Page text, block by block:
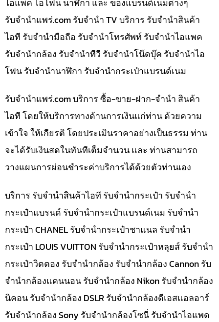
รับจํานําแพร่.com รับจำนำ TV บริการ รับจำนำสินค้า
ไอที รับจำนำมือถือ รับจำนำโทรศัพท์ รับจำนำไอแพค
รับจำนำกล้อง รับจำนำทีวี รับจำนำโน๊ดบุ๊ค รับจำนำไอ
โฟน รับจำนำนาฬิกา รับจำนำกระเป๋าแบรนด์เนม
รับจํานําแพร่.com บริการ ซื้อ-ขาย-ฝาก-จำนำ สินค้า
ไอที โดยให้บริการทางด้านการเงินแก่ท่าน ด้วยความ
เข้าใจ ให้เกียรติ โดยประเมินราคาอย่างเป็นธรรม ท่าน
จะได้รับเงินสดในทันทีเต็มจำนวน และ ท่านสามารถ
วางแผนการผ่อนชำระค่าบริการได้ด้วยตัวท่านเอง
บริการ รับจำนำสินค้าไอที รับจำนำกระเป๋า รับจำนำ
กระเป๋าแบรนด์ รับจำนำกระเป๋าแบรนด์เนม รับจำนำ
กระเป๋า CHANEL รับจำนำกระเป๋าชาแนล รับจำนำ
กระเป๋า LOUIS VUITTON รับจำนำกระเป๋าหลุยส์ รับจำนำ
กระเป๋าวิตตอง รับจำนำกล้อง รับจำนำกล้อง Cannon รับ
จำนำกล้องแคนนอน รับจำนำกล้อง Nikon รับจำนำกล้อง
นิคอน รับจำนำกล้อง DSLR รับจำนำกล้องดีเอสแอลอาร์
รับจำนำกล้อง Sony รับจำนำกล้องโซนี่ รับจำนำไอแพด